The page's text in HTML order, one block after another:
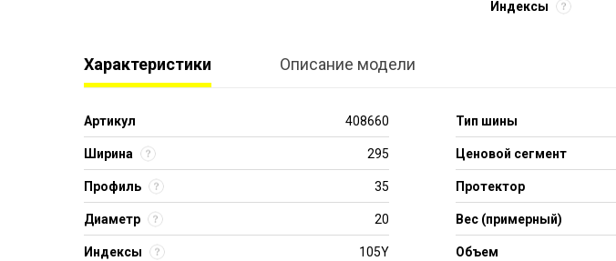
Индексы
Характеристики Описание модели
Артикул 408660
Ширина 295
Профиль 35
Диаметр 20
Индексы 105Y
Тип шины
Ценовой сегмент
Протектор
Вес (примерный)
Объем